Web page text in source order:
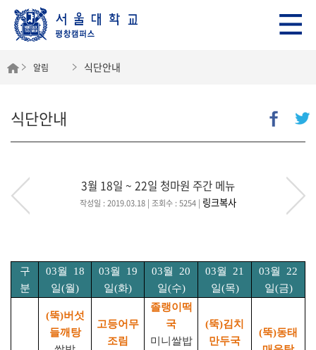
알림 식단안내
식단안내
3월 18일 ~ 22일 청마원 주간 메뉴
작성일 : 2019.03.18 | 조회수 : 5254 | 링크복사
구
분
03월 18
일(월)
03월 19
일(화)
03월
20
일(수)
03월
21
일(목)
03월
22
일(금)
(뚝)버섯
들깨탕
고등어무
조림
졸랭이떡
국
미니쌀밥
(뚝)김치
만두국
(뚝)동태